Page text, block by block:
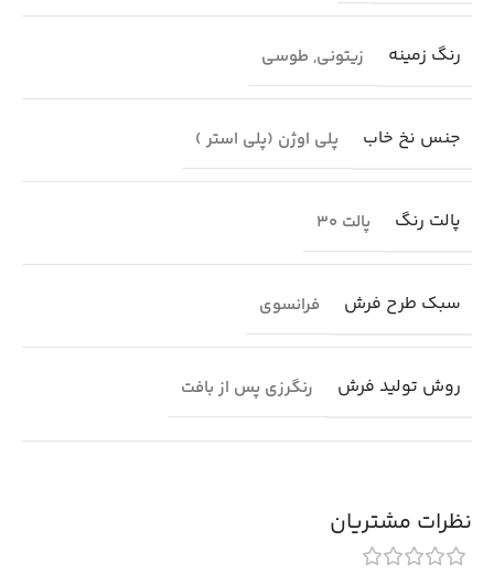
رنگ زمینه زیتونی, طوسی
جنس نخ خاب پلی اوژن (پلی استر )
پالت رنگ پالت 30
سبک طرح فرش فرانسوی
روش تولید فرش رنگرزی پس از بافت
نظرات مشتریان